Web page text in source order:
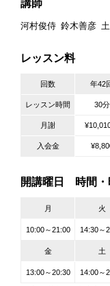
講師
河村俊侍 鈴木善彦
レッスン料
回数 年42
レッスン時間 30分
月謝
入会金
開講曜日 時間・
月 火
10:00～21:00 14:30～
金 土
13:00～20:30 14:00～